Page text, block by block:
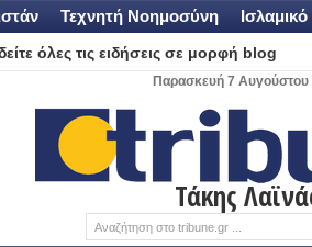
Τεχνητή Νοημοσύνη
όλες τις ειδήσεις σε μορφή blog
Παρασκευή 7 Αυγούστου
Τάκης